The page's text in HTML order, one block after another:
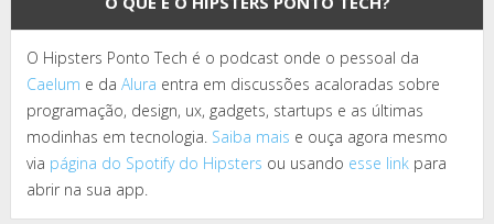
O Hipsters Ponto Tech é o podcast onde o pessoal da
Caelum e da Alura entra em discussões acaloradas sobre
programação, design, ux, gadgets, startups e as últimas
modinhas em tecnologia. Saiba mais e ouça agora mesmo
via página do Spotify do Hipsters ou usando esse link para
abrir na sua app.